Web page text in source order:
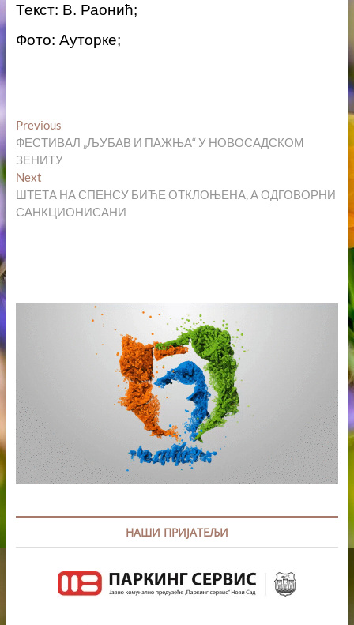
Текст: В. Раонић;
Фото: Ауторке;
Кретање
чланка
PreviousPrevious
post:
ФЕСТИВАЛ „ЉУБАВ И ПАЖЊА“ У НОВОСАДСКОМ
ЗЕНИТУ
NextNext
post:
ШТЕТА НА СПЕНСУ БИЋЕ ОТКЛОЊЕНА, А ОДГОВОРНИ
САНКЦИОНИСАНИ
НАШИ ПРИЈАТЕЉИ